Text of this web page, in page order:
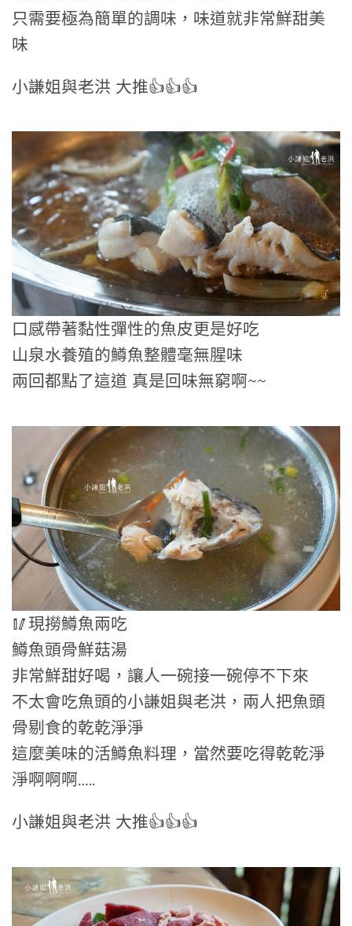
只需要極為簡單的調味，味道就非常鮮甜美
味
小謙姐與老洪 大推👍👍👍
口感帶著黏性彈性的魚皮更是好吃
山泉水養殖的鱒魚整體毫無腥味
兩回都點了這道 真是回味無窮啊~~
🥢現撈鱒魚兩吃
鱒魚頭骨鮮菇湯
非常鮮甜好喝，讓人一碗接一碗停不下來
不太會吃魚頭的小謙姐與老洪，兩人把魚頭
骨剔食的乾乾淨淨
這麼美味的活鱒魚料理，當然要吃得乾乾淨
淨啊啊啊…..
小謙姐與老洪 大推👍👍👍